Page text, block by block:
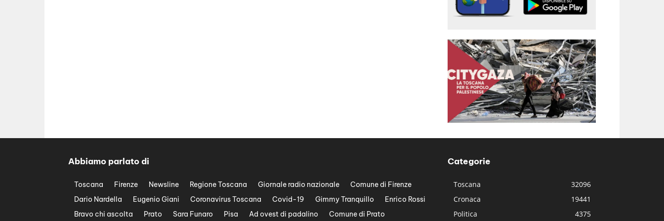
Abbiamo parlato di
Toscana Firenze Newsline Regione Toscana Giornale radio nazionale
Comune di Firenze
Dario Nardella
Eugenio Giani Coronavirus Toscana Covid-19 Gimmy Tranquillo
Enrico Rossi
Bravo chi ascolta
Prato Sara Funaro Pisa Ad ovest di padalino Comune di Prato
Categorie
Toscana
32096
Cronaca
19441
Politica
4375